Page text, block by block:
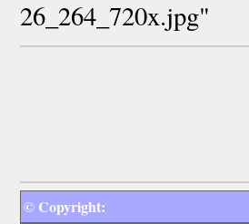
© Copyright: